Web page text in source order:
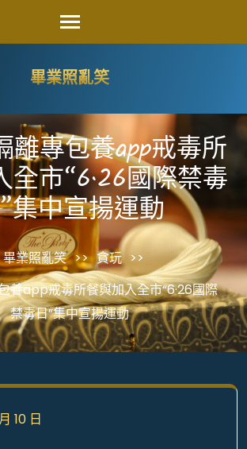
畢業照亂笑
離專包養app戒毒所
全市“6·26國際禁毒
集中宣揚運動
畢業照亂笑 >> 貪玩 >>
養app戒毒所餐與加入全市“6·26國際
禁毒日”集中宣揚運動
10 日